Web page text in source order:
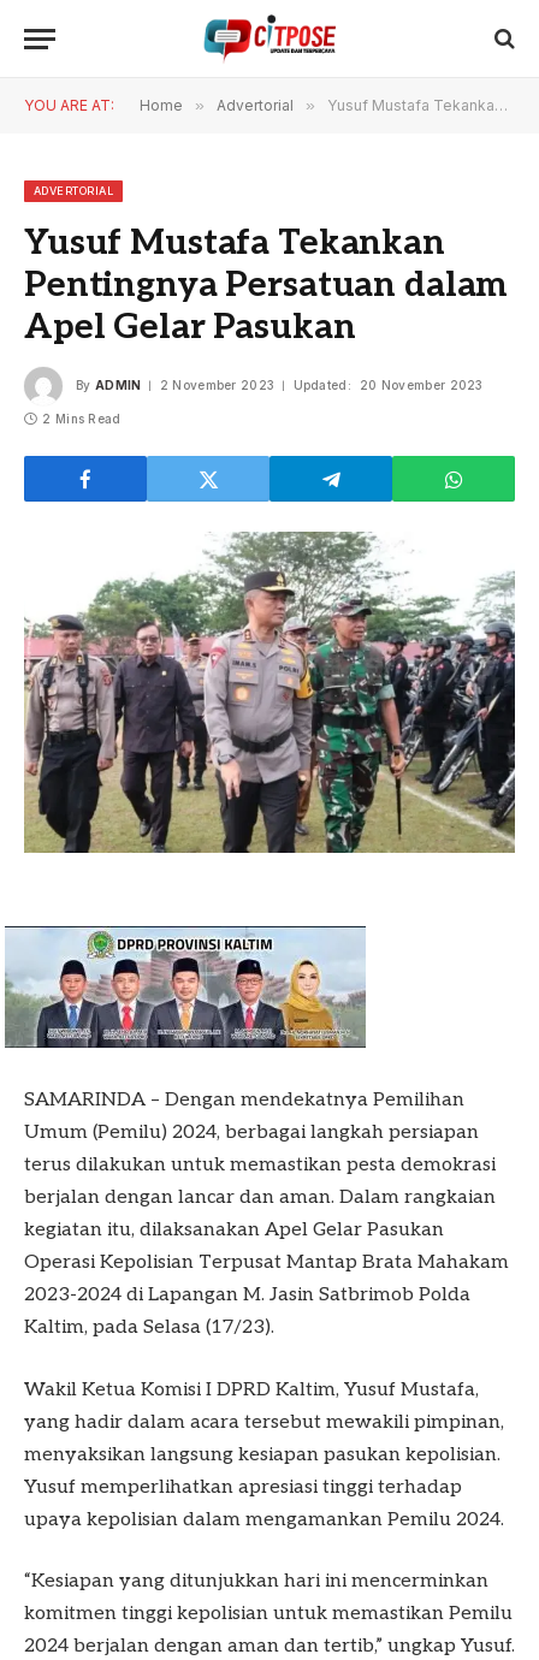
YOU ARE AT: Home » Advertorial » Yusuf Mustafa Tekankan Pentingnya Persatuan dalam Apel Gelar Pasukan
ADVERTORIAL
Yusuf Mustafa Tekankan
Pentingnya Persatuan dalam
Apel Gelar Pasukan
By ADMIN 2 November 2023 Updated: 20 November 2023
2 Mins Read
SAMARINDA – Dengan mendekatnya Pemilihan
Umum (Pemilu) 2024, berbagai langkah persiapan
terus dilakukan untuk memastikan pesta demokrasi
berjalan dengan lancar dan aman. Dalam rangkaian
kegiatan itu, dilaksanakan Apel Gelar Pasukan
Operasi Kepolisian Terpusat Mantap Brata Mahakam
2023-2024 di Lapangan M. Jasin Satbrimob Polda
Kaltim, pada Selasa (17/23).
Wakil Ketua Komisi I DPRD Kaltim, Yusuf Mustafa,
yang hadir dalam acara tersebut mewakili pimpinan,
menyaksikan langsung kesiapan pasukan kepolisian.
Yusuf memperlihatkan apresiasi tinggi terhadap
upaya kepolisian dalam mengamankan Pemilu 2024.
“Kesiapan yang ditunjukkan hari ini mencerminkan
komitmen tinggi kepolisian untuk memastikan Pemilu
2024 berjalan dengan aman dan tertib,” ungkap Yusuf.